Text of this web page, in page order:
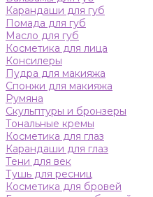
Карандаши для губ
Помада для губ
Масло для губ
Косметика для лица
Консилеры
Пудра для макияжа
Спонжи для макияжа
Румяна
Скульптуры и бронзеры
Тональные кремы
Косметика для глаз
Карандаши для глаз
Тени для век
Тушь для ресниц
Косметика для бровей